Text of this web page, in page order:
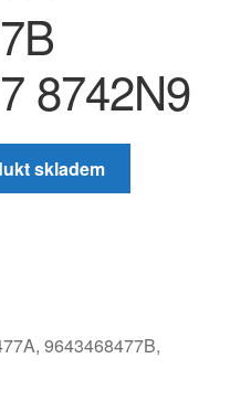
8742N9
skladem
9643468477B,